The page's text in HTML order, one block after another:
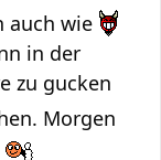
auch wie
in der
zu gucken
Morgen